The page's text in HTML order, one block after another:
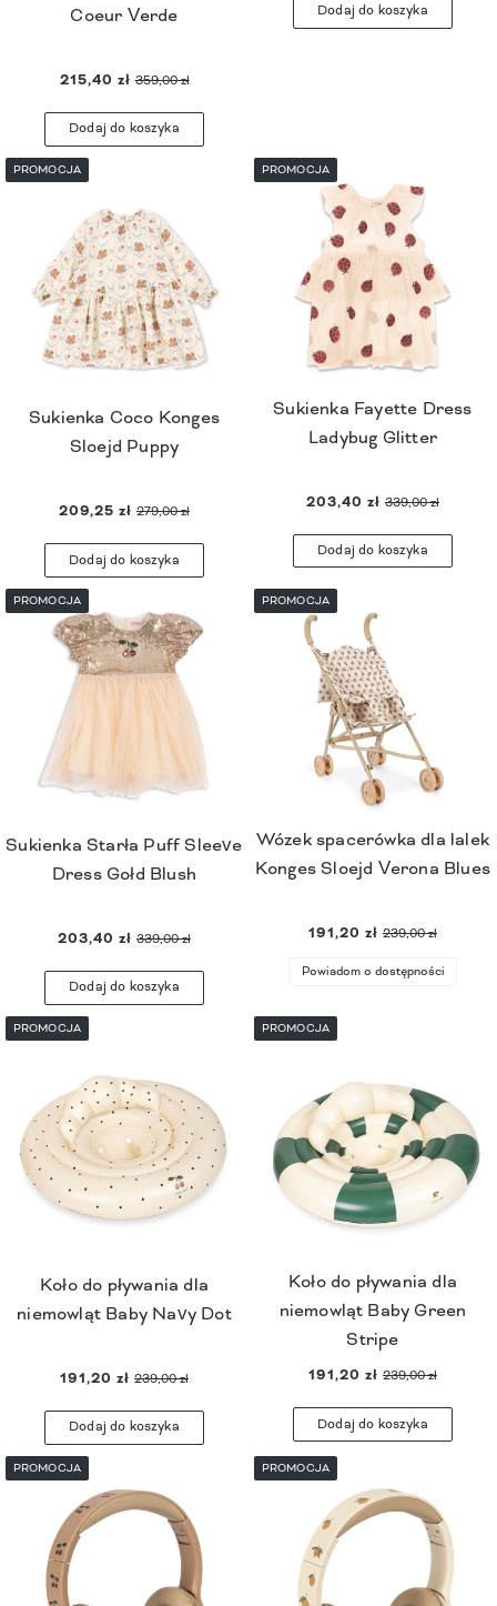
Coeur Verde
215,40 zł 359,00 zł
Dodaj do koszyka
Dodaj do koszyka
Sukienka Coco Konges
Sloejd Puppy
209,25 zł 279,00 zł
Dodaj do koszyka
PROMOCJA
Sukienka Fayette Dress
Ladybug Glitter
203,40 zł 339,00 zł
Dodaj do koszyka
PROMOCJA
Sukienka Starła Puff Sleeve
Dress Gołd Blush
203,40 zł 339,00 zł
Dodaj do koszyka
PROMOCJA
Wózek spacerówka dla lalek
Konges Sloejd Verona Blues
191,20 zł 239,00 zł
Powiadom o dostępności
PROMOCJA
Koło do pływania dla
niemowląt Baby Navy Dot
191,20 zł 239,00 zł
Dodaj do koszyka
PROMOCJA
Koło do pływania dla
niemowląt Baby Green
Stripe
191,20 zł 239,00 zł
Dodaj do koszyka
PROMOCJA
PROMOCJA PROMOCJA